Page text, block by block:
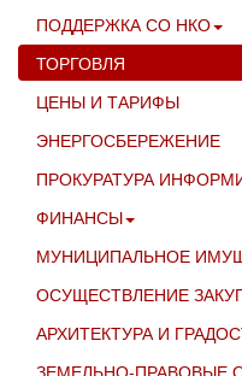
ПОДДЕРЖКА СО НКО
ТОРГОВЛЯ
ЦЕНЫ И ТАРИФЫ
ЭНЕРГОСБЕРЕЖЕНИЕ
ПРОКУРАТУРА
ФИНАНСЫ
МУНИЦИПАЛЬНОЕ
ОСУЩЕСТВЛЕНИЕ
АРХИТЕКТУРА И